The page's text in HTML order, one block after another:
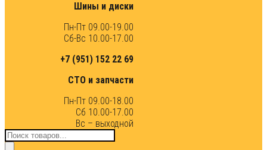
Шины и диски
Пн-Пт 09.00-19.00
Сб-Вс 10.00-17.00
+7 (951) 152 22 69
СТО и запчасти
Пн-Пт 09.00-18.00
Сб 10.00-17.00
Вс – выходной
Поиск
товаров